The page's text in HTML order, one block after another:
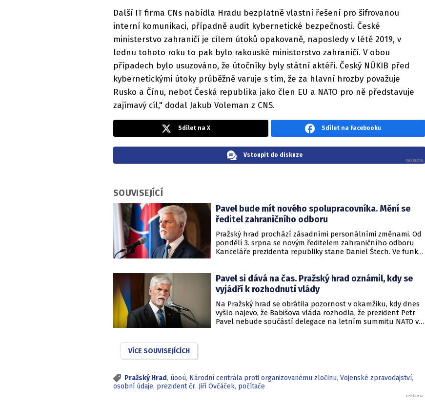
Další IT firma CNs nabídla Hradu bezplatně vlastní řešení pro šifrovanou
interní komunikaci, případně audit kybernetické bezpečnosti. České
ministerstvo zahraničí je cílem útoků opakovaně, naposledy v létě 2019, v
lednu tohoto roku to pak bylo rakouské ministerstvo zahraničí. V obou
případech bylo usuzováno, že útočníky byly státní aktéři. Český NÚKIB před
kybernetickými útoky průběžně varuje s tím, že za hlavní hrozby považuje
Rusko a Čínu, neboť Česká republika jako člen EU a NATO pro ně představuje
zajímavý cíl," dodal Jakub Voleman z CNS.
Sdílet na X Sdílet na Facebooku
Vstoupit do diskuze
SOUVISEJÍCÍ
Pavel bude mít nového spolupracovníka. Mění se
ředitel zahraničního odboru
Pražský hrad prochází zásadními personálními změnami. Od
pondělí 3. srpna se novým ředitelem zahraničního odboru
Kanceláře prezidenta republiky stane Daniel Štech. Ve funkci
republice. Kancelář o tom informovala na webu.
Pavel si dává na čas. Pražský hrad oznámil, kdy se
vyjádří k rozhodnutí vlády
Na Pražský hrad se obrátila pozornost v okamžiku, kdy dnes
vyšlo najevo, že Babišova vláda rozhodla, že prezident Petr
Pavel nebude součástí delegace na letním summitu NATO v
VÍCE SOUVISEJÍCÍCH
Pražský Hrad, úooú, Národní centrála proti organizovanému zločinu, Vojenské zpravodajství,
osobní údaje, prezident čr, Jiří Ovčáček, počítače